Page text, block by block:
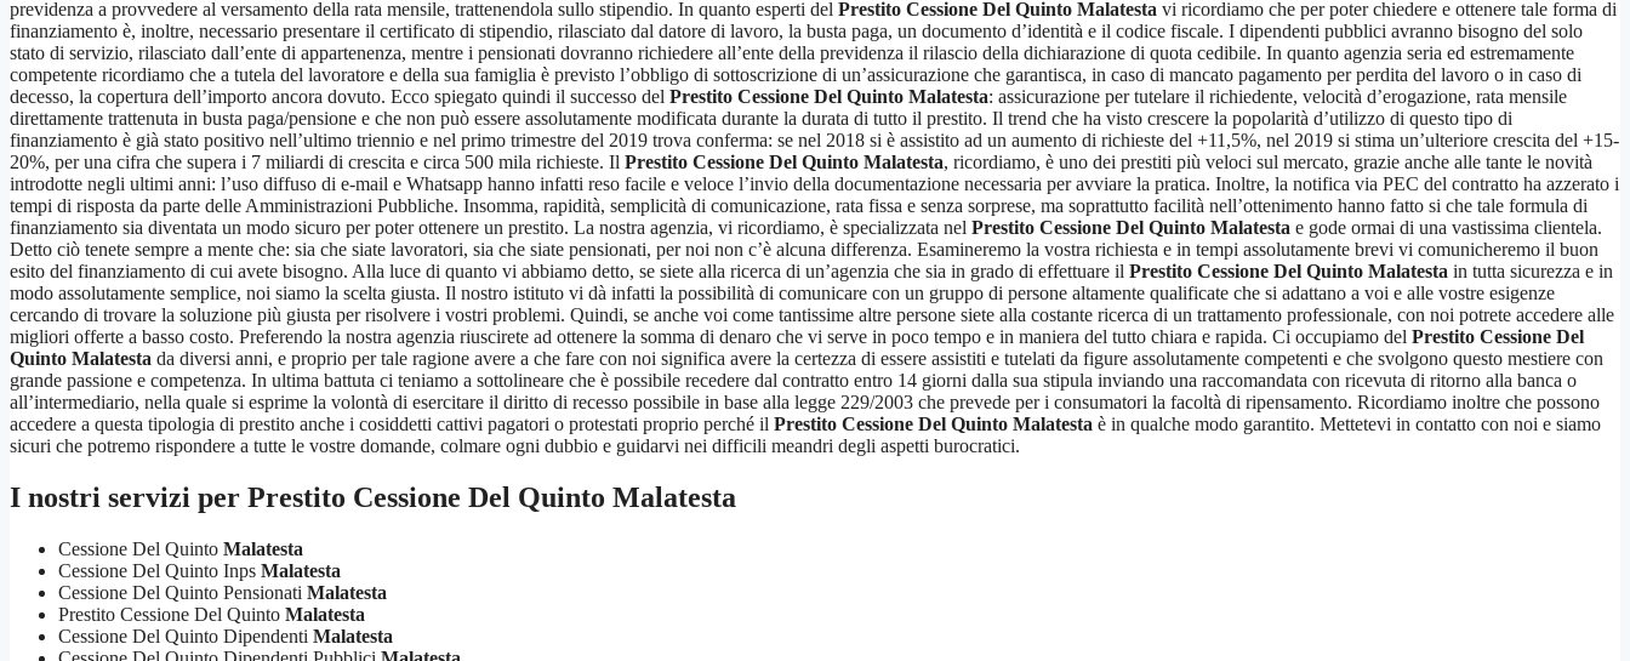
previdenza a provvedere al versamento della rata mensile, trattenendola sullo stipendio. In quanto esperti del Prestito Cessione Del Quinto Malatesta vi ricordiamo che per poter chiedere e ottenere tale forma di
finanziamento è, inoltre, necessario presentare il certificato di stipendio, rilasciato dal datore di lavoro, la busta paga, un documento d’identità e il codice fiscale. I dipendenti pubblici avranno bisogno del solo
stato di servizio, rilasciato dall’ente di appartenenza, mentre i pensionati dovranno richiedere all’ente della previdenza il rilascio della dichiarazione di quota cedibile. In quanto agenzia seria ed estremamente
competente ricordiamo che a tutela del lavoratore e della sua famiglia è previsto l’obbligo di sottoscrizione di un’assicurazione che garantisca, in caso di mancato pagamento per perdita del lavoro o in caso di
decesso, la copertura dell’importo ancora dovuto. Ecco spiegato quindi il successo del Prestito Cessione Del Quinto Malatesta: assicurazione per tutelare il richiedente, velocità d’erogazione, rata mensile
direttamente trattenuta in busta paga/pensione e che non può essere assolutamente modificata durante la durata di tutto il prestito. Il trend che ha visto crescere la popolarità d’utilizzo di questo tipo di
finanziamento è già stato positivo nell’ultimo triennio e nel primo trimestre del 2019 trova conferma: se nel 2018 si è assistito ad un aumento di richieste del +11,5%, nel 2019 si stima un’ulteriore crescita del +15-
20%, per una cifra che supera i 7 miliardi di crescita e circa 500 mila richieste. Il Prestito Cessione Del Quinto Malatesta, ricordiamo, è uno dei prestiti più veloci sul mercato, grazie anche alle tante le novità
introdotte negli ultimi anni: l’uso diffuso di e-mail e Whatsapp hanno infatti reso facile e veloce l’invio della documentazione necessaria per avviare la pratica. Inoltre, la notifica via PEC del contratto ha azzerato i
tempi di risposta da parte delle Amministrazioni Pubbliche. Insomma, rapidità, semplicità di comunicazione, rata fissa e senza sorprese, ma soprattutto facilità nell’ottenimento hanno fatto si che tale formula di
finanziamento sia diventata un modo sicuro per poter ottenere un prestito. La nostra agenzia, vi ricordiamo, è specializzata nel Prestito Cessione Del Quinto Malatesta e gode ormai di una vastissima clientela.
Detto ciò tenete sempre a mente che: sia che siate lavoratori, sia che siate pensionati, per noi non c’è alcuna differenza. Esamineremo la vostra richiesta e in tempi assolutamente brevi vi comunicheremo il buon
esito del finanziamento di cui avete bisogno. Alla luce di quanto vi abbiamo detto, se siete alla ricerca di un’agenzia che sia in grado di effettuare il Prestito Cessione Del Quinto Malatesta in tutta sicurezza e in
modo assolutamente semplice, noi siamo la scelta giusta. Il nostro istituto vi dà infatti la possibilità di comunicare con un gruppo di persone altamente qualificate che si adattano a voi e alle vostre esigenze
cercando di trovare la soluzione più giusta per risolvere i vostri problemi. Quindi, se anche voi come tantissime altre persone siete alla costante ricerca di un trattamento professionale, con noi potrete accedere alle
migliori offerte a basso costo. Preferendo la nostra agenzia riuscirete ad ottenere la somma di denaro che vi serve in poco tempo e in maniera del tutto chiara e rapida. Ci occupiamo del Prestito Cessione Del
Quinto Malatesta da diversi anni, e proprio per tale ragione avere a che fare con noi significa avere la certezza di essere assistiti e tutelati da figure assolutamente competenti e che svolgono questo mestiere con
grande passione e competenza. In ultima battuta ci teniamo a sottolineare che è possibile recedere dal contratto entro 14 giorni dalla sua stipula inviando una raccomandata con ricevuta di ritorno alla banca o
all’intermediario, nella quale si esprime la volontà di esercitare il diritto di recesso possibile in base alla legge 229/2003 che prevede per i consumatori la facoltà di ripensamento. Ricordiamo inoltre che possono
accedere a questa tipologia di prestito anche i cosiddetti cattivi pagatori o protestati proprio perché il Prestito Cessione Del Quinto Malatesta è in qualche modo garantito. Mettetevi in contatto con noi e siamo
sicuri che potremo rispondere a tutte le vostre domande, colmare ogni dubbio e guidarvi nei difficili meandri degli aspetti burocratici.
I nostri servizi per Prestito Cessione Del Quinto Malatesta
Cessione Del Quinto Malatesta
Cessione Del Quinto Inps Malatesta
Cessione Del Quinto Pensionati Malatesta
Prestito Cessione Del Quinto Malatesta
Cessione Del Quinto Dipendenti Malatesta